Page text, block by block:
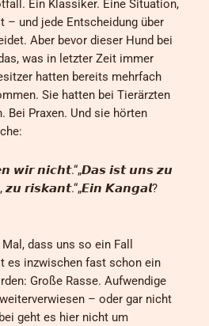
Ein Klassiker. Eine Situation,
– und jede Entscheidung über
Aber bevor dieser Hund bei
was in letzter Zeit immer
hatten bereits mehrfach
Sie hatten bei Tierärzten
Bei Praxen. Und sie hörten
𝙬𝙞𝙧 𝙣𝙞𝙘𝙝𝙩.“„𝘿𝙖𝙨 𝙞𝙨𝙩 𝙪𝙣𝙨 𝙯𝙪
𝙧𝙞𝙨𝙠𝙖𝙣𝙩.“„𝙀𝙞𝙣 𝙆𝙖𝙣𝙜𝙖𝙡?
dass uns so ein Fall
es inzwischen fast schon ein
Große Rasse. Aufwendige
– oder gar nicht
geht es hier nicht um